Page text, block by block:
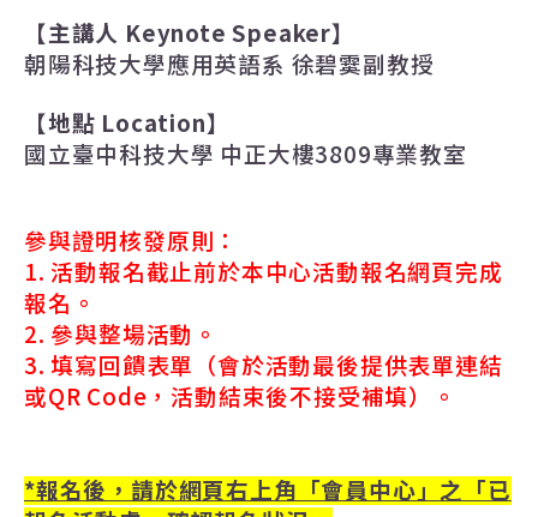
【主講人 Keynote Speaker】
朝陽科技大學應用英語系 徐碧霙副教授
【地點 Location】
國立臺中科技大學 中正大樓3809專業教室
參與證明核發原則：
1. 活動報名截止前於本中心活動報名網頁完成
報名。
2. 參與整場活動。
3. 填寫回饋表單（會於活動最後提供表單連結
或QR Code ，活動結束後不接受補填）。
*報名後，請於網頁右上角「會員中心」之「已